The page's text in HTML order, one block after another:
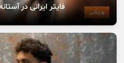
ورزشی فایتر ایرانی در